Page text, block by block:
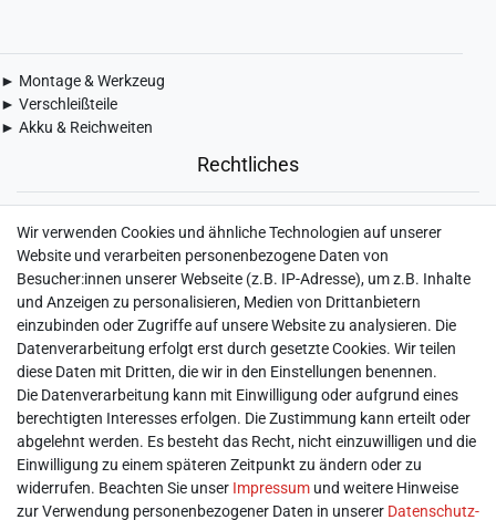
► Montage & Werkzeug
► Verschleißteile
► Akku & Reichweiten
Rechtliches
► Impressum
► Daten­schutz­erklärung
► AGB & Kundeninformation
► Barrierefreiheitserklärung
► Batterieentsorgung
► Kontakt
Mein Konto
► Registrieren
► Login
► Warenkorb
Wir verwenden Cookies und ähnliche Technologien auf unserer
Website und verarbeiten personenbezogene Daten von
Besucher:innen unserer Webseite (z.B. IP-Adresse), um z.B. Inhalte
und Anzeigen zu personalisieren, Medien von Drittanbietern
einzubinden oder Zugriffe auf unsere Website zu analysieren. Die
Datenverarbeitung erfolgt erst durch gesetzte Cookies. Wir teilen
diese Daten mit Dritten, die wir in den Einstellungen benennen.
Die Datenverarbeitung kann mit Einwilligung oder aufgrund eines
berechtigten Interesses erfolgen. Die Zustimmung kann erteilt oder
abgelehnt werden. Es besteht das Recht, nicht einzuwilligen und die
Einwilligung zu einem späteren Zeitpunkt zu ändern oder zu
widerrufen. Beachten Sie unser Impressum und weitere Hinweise
zur Verwendung personenbezogener Daten in unserer Daten­schutz­